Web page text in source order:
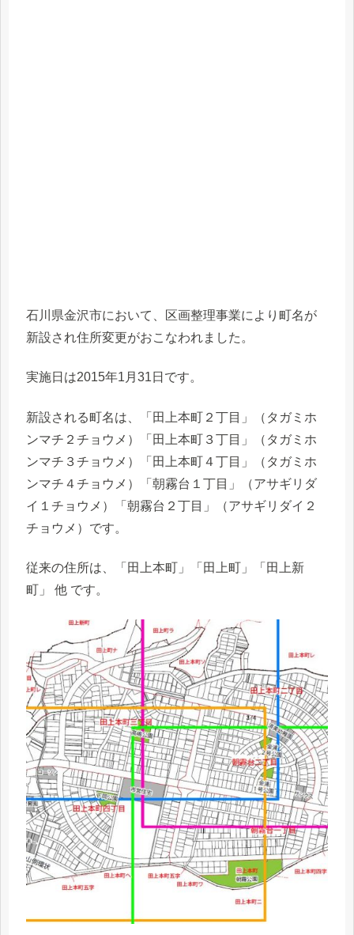
石川県金沢市において、区画整理事業により町名が
新設され住所変更がおこなわれました。
実施日は2015年1月31日です。
新設される町名は、「田上本町２丁目」（タガミホ
ンマチ２チョウメ）「田上本町３丁目」（タガミホ
ンマチ３チョウメ）「田上本町４丁目」（タガミホ
ンマチ４チョウメ）「朝霧台１丁目」（アサギリダ
イ１チョウメ）「朝霧台２丁目」（アサギリダイ２
チョウメ）です。
従来の住所は、「田上本町」「田上町」「田上新
町」 他 です。